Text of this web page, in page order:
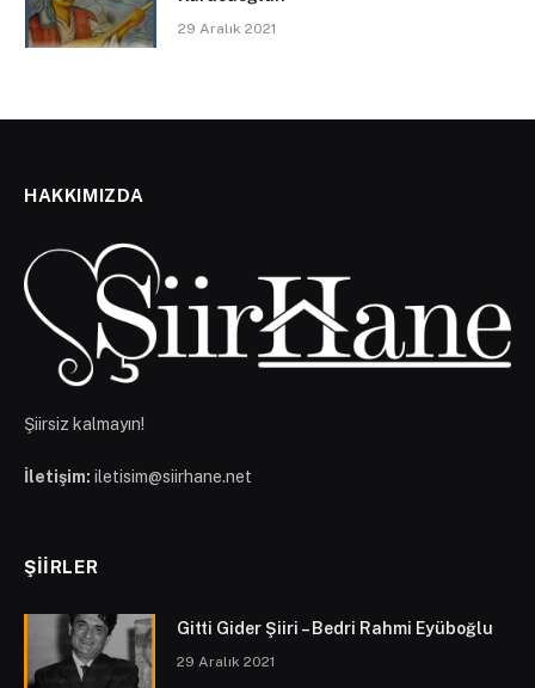
29 Aralık 2021
HAKKIMIZDA
Şiirsiz kalmayın!
İletişim: iletisim@siirhane.net
ŞIIRLER
Gitti Gider Şiiri – Bedri Rahmi Eyüboğlu
29 Aralık 2021